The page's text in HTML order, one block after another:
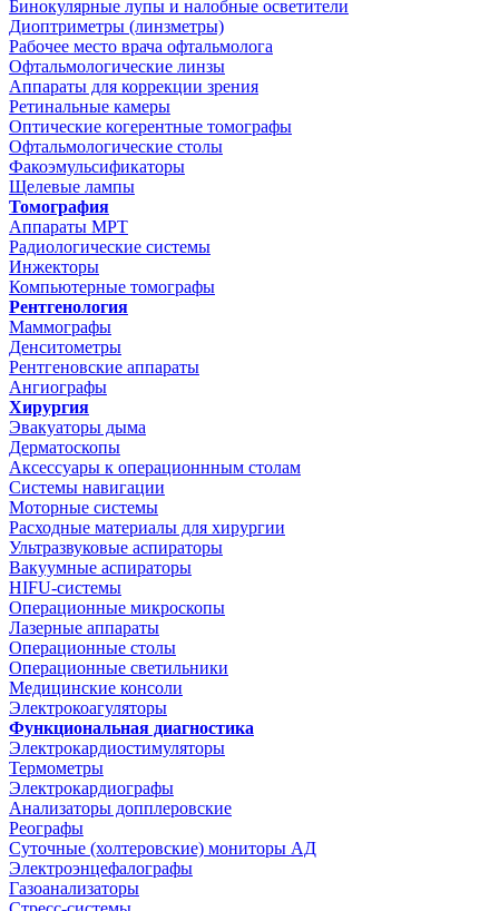
Бинокулярные лупы и налобные осветители
Диоптриметры (линзметры)
Рабочее место врача офтальмолога
Офтальмологические линзы
Аппараты для коррекции зрения
Ретинальные камеры
Оптические когерентные томографы
Офтальмологические столы
Факоэмульсификаторы
Щелевые лампы
Томография
Аппараты МРТ
Радиологические системы
Инжекторы
Компьютерные томографы
Рентгенология
Маммографы
Денситометры
Рентгеновские аппараты
Ангиографы
Хирургия
Эвакуаторы дыма
Дерматоскопы
Аксессуары к операционнным столам
Системы навигации
Моторные системы
Расходные материалы для хирургии
Ультразвуковые аспираторы
Вакуумные аспираторы
HIFU-системы
Операционные микроскопы
Лазерные аппараты
Операционные столы
Операционные светильники
Медицинские консоли
Электрокоагуляторы
Функциональная диагностика
Электрокардиостимуляторы
Термометры
Электрокардиографы
Анализаторы допплеровские
Реографы
Суточные (холтеровские) мониторы АД
Электроэнцефалографы
Газоанализаторы